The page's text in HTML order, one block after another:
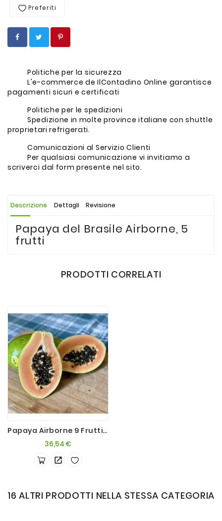
Preferiti
Politiche per la sicurezza
L'e-commerce de IlContadino Online garantisce
pagamenti sicuri e certificati
Politiche per le spedizioni
Spedizione in molte province italiane con shuttle
proprietari refrigerati.
Comunicazioni al Servizio Clienti
Per qualsiasi comunicazione vi invitiamo a
scriverci dal form presente nel sito.
Descrizione Dettagli Revisione
Papaya del Brasile Airborne, 5
frutti
PRODOTTI CORRELATI
Papaya Airborne 9 Frutti 4kg Brasil
36,54 €Prezzo
16 ALTRI PRODOTTI NELLA STESSA CATEGORIA